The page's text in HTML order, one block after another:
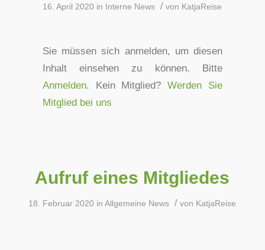
16. April 2020 in Interne News / von KatjaReise
Sie müssen sich anmelden, um diesen
Inhalt einsehen zu können. Bitte
Anmelden. Kein Mitglied?Werden Sie
Mitglied bei uns
Aufruf eines Mitgliedes
18. Februar 2020 inAllgemeine News / von KatjaReise